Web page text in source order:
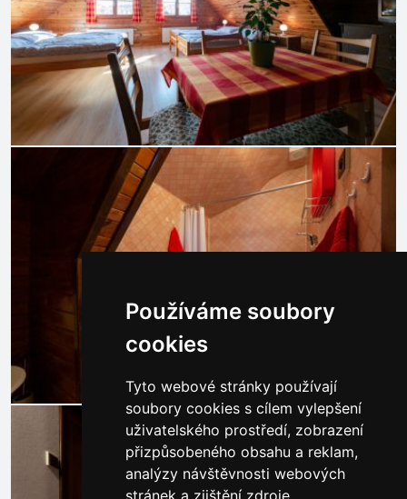
Používáme soubory
cookies
Tyto webové stránky používají
soubory cookies s cílem vylepšení
uživatelského prostředí, zobrazení
přizpůsobeného obsahu a reklam,
analýzy návštěvnosti webových
stránek a zjištění zdroje